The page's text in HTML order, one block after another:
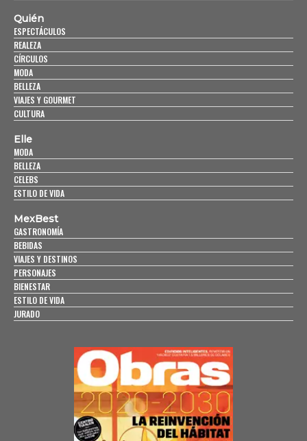
Quién
ESPECTÁCULOS
REALEZA
CÍRCULOS
MODA
BELLEZA
VIAJES Y GOURMET
CULTURA
Elle
MODA
BELLEZA
CELEBS
ESTILO DE VIDA
MexBest
GASTRONOMÍA
BEBIDAS
VIAJES Y DESTINOS
PERSONAJES
BIENESTAR
ESTILO DE VIDA
JURADO